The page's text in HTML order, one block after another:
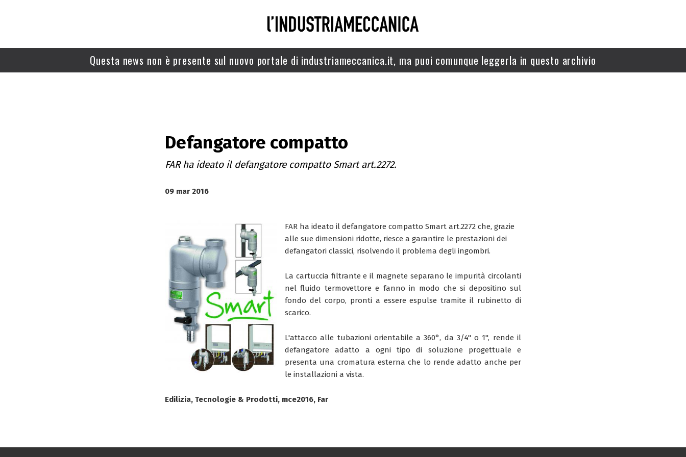
Questa news non è presente sul nuovo portale di industriameccanica.it, ma puoi comunque leggerla in questo archivio
Defangatore compatto
FAR ha ideato il defangatore compatto Smart art.2272.
09 mar 2016
FAR ha ideato il defangatore compatto Smart art.2272 che, grazie
alle sue dimensioni ridotte, riesce a garantire le prestazioni dei
defangatori classici, risolvendo il problema degli ingombri.
La cartuccia filtrante e il magnete separano le impurità circolanti
nel fluido termovettore e fanno in modo che si depositino sul
fondo del corpo, pronti a essere espulse tramite il rubinetto di
scarico.
L'attacco alle tubazioni orientabile a 360°, da 3/4" o 1", rende il
defangatore adatto a ogni tipo di soluzione progettuale e
presenta una cromatura esterna che lo rende adatto anche per
le installazioni a vista.
Edilizia, Tecnologie & Prodotti, mce2016, Far